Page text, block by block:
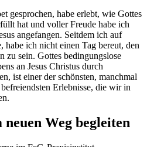
gesprochen, habe erlebt, wie Gottes
hat und voller Freude habe ich
angefangen. Seitdem ich auf
habe ich nicht einen Tag bereut, den
zu sein. Gottes bedingungslose
an Jesus Christus durch
ist einer der schönsten, manchmal
Erlebnisse, die wir in
Weg begleiten